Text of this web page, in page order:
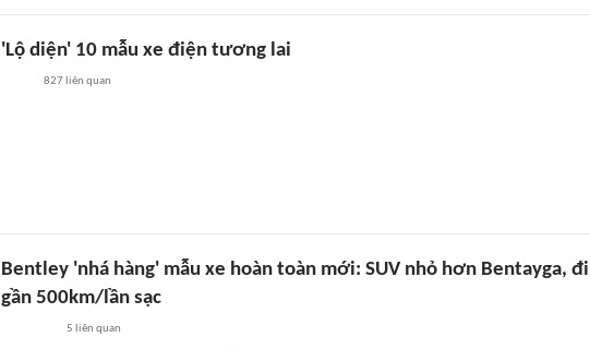
'Lộ diện' 10 mẫu xe điện tương lai
827liên quan
Bentley 'nhá hàng' mẫu xe hoàn toàn mới: SUV nhỏ hơn Bentayga, đi
gần 500km/lần sạc
5 liên quan